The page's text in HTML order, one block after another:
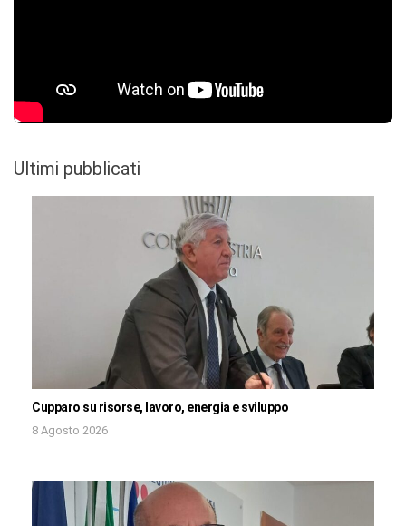
Ultimi pubblicati
Cupparo su risorse, lavoro, energia e sviluppo
8 Agosto 2026